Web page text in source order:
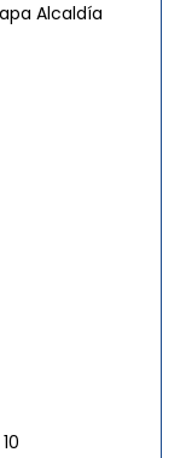
Alcaldía